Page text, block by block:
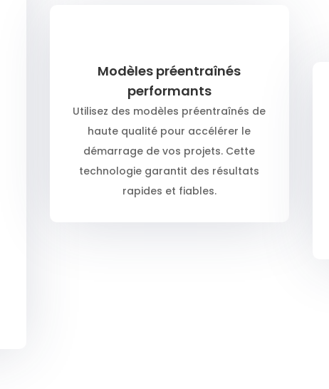
Modèles préentraînés
performants
Utilisez des modèles préentraînés de
haute qualité pour accélérer le
démarrage de vos projets. Cette
technologie garantit des résultats
rapides et fiables.